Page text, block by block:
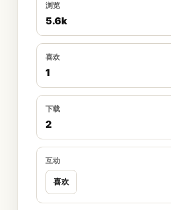
浏览
5.6k
喜欢
1
下载
2
互动
喜欢